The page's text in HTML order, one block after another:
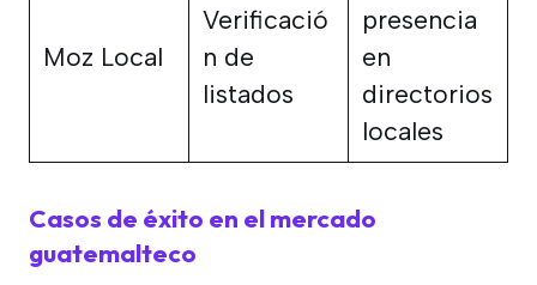
Moz Local
Verificació
n de
listados
presencia
en
directorios
locales
Casos de éxito en el mercado
guatemalteco